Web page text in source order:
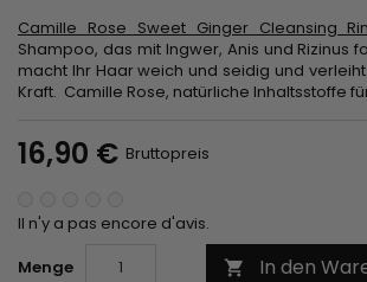
Camille Rose Sweet Ginger Cleansing
Shampoo, das mit Ingwer, Anis und Rizinus
macht Ihr Haar weich und seidig und
Kraft. Camille Rose, natürliche Inhaltsstoffe
16,90 € Bruttopreis
Il n'y a pas encore d'avis.
Menge
 In den